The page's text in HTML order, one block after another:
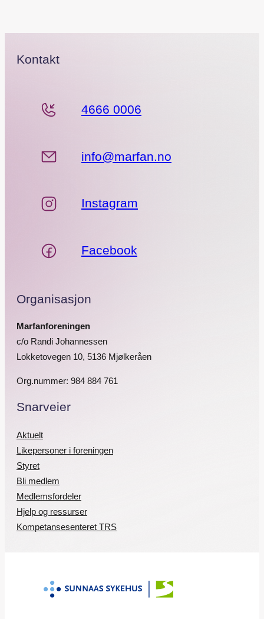
Kontakt
4666 0006
info@marfan.no
Instagram
Facebook
Organisasjon
Marfanforeningen
c/o Randi Johannessen
Lokketovegen 10, 5136 Mjølkeråen
Org.nummer: 984 884 761
Snarveier
Aktuelt
Likepersoner i foreningen
Styret
Bli medlem
Medlemsfordeler
Hjelp og ressurser
Kompetansesenteret TRS